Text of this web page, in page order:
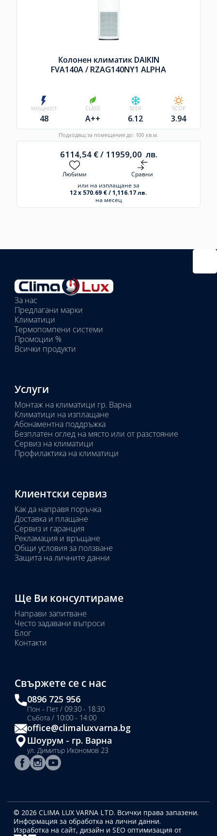
Колонен климатик DAIKIN
FVA140A / RZAG140NY1 ALPHA
МОЩНОСТ
48
CLASS
A++
SEER
6.12
SCOP
3.94
Подходящ за помещения до: 100 кв.м.
6114,54 €/ 11959,00 лв.
Любими
Сравни
или на изплащане за
12 x 570.69 € / 1,116.17 лв.
на месец
Избрани
вътрешни
тела:
Избрано
тяло:
За нас
Предлагани марки
Климатици
Термопомпени системи
Промоции %
Всички продукти
Услуги
Монтаж на климатици гр. Варна
Климатици на изплащане
Абонаментна поддръжка
Безплатен оглед на място или от разстояние
Сервиз на климатици
Профилактика на климатици
Клиентски сервиз
Как да направя поръчка
Доставка и плащане
Сервиз и гаранция
Рекламация и връщане
Общи условия за ползване
Защита на личните данни
Ще Ви консултираме
Направи запитване
Често задавани въпроси
Блог
Контакти
Свържете се с нас
0896 725 956
Пон - Пет / 09:30 - 18:30
Събота / 10:00 - 14:00
office@climaluxvarna.bg
Шоурум - гр. Варна
ул. Димитър Икономов 23
© 2026 CLIMA LUX VARNA LTD. Всички права запазени.
Информация за обработка на лични данни.
Изработка на сайт, дизайн и SEO оптимизация от